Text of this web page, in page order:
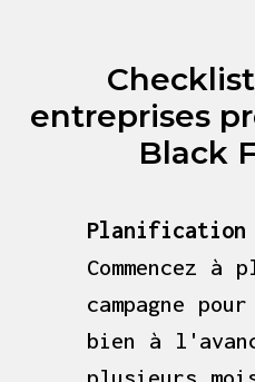
entreprises
Black
Planification
Commencez
campagne
bien à
plusieurs